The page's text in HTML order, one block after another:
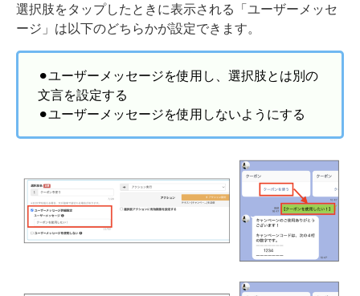
選択肢をタップしたときに表示される「ユーザーメッセ
ージ」は以下のどちらかが設定できます。
⚫︎ユーザーメッセージを使用し、選択肢とは別の
文言を設定する
⚫︎ユーザーメッセージを使用しないようにする